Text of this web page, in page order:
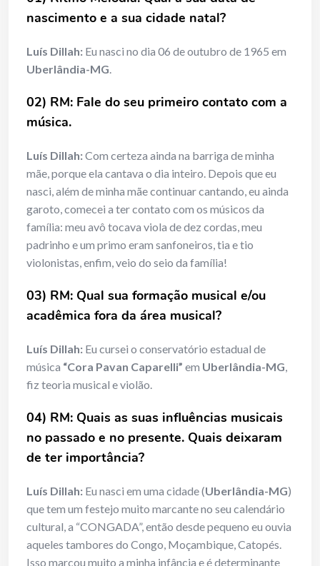
nascimento e a sua cidade natal?
Luís Dillah: Eu nasci no dia 06 de outubro de 1965 em
Uberlândia-MG.
02) RM: Fale do seu primeiro contato com a
música.
Luís Dillah:Com certeza ainda na barriga de minha
mãe, porque ela cantava o dia inteiro. Depois que eu
nasci, além de minha mãe continuar cantando, eu ainda
garoto, comecei a ter contato com os músicos da
família: meu avô tocava viola de dez cordas, meu
padrinho e um primo eram sanfoneiros, tia e tio
violonistas, enfim, veio do seio da família!
03) RM: Qual sua formação musical e/ou
acadêmica fora da área musical?
Luís Dillah: Eu cursei o conservatório estadual de
música “Cora Pavan Caparelli” em Uberlândia-MG,
fiz teoria musical e violão.
04) RM: Quais as suas influências musicais
no passado e no presente. Quais deixaram
de ter importância?
Luís Dillah: Eu nasci em uma cidade (Uberlândia-MG)
que tem um festejo muito marcante no seu calendário
cultural, a “CONGADA”, então desde pequeno eu ouvia
aqueles tambores do Congo, Moçambique, Catopés.
Isso marcou muito a minha infância e é determinante